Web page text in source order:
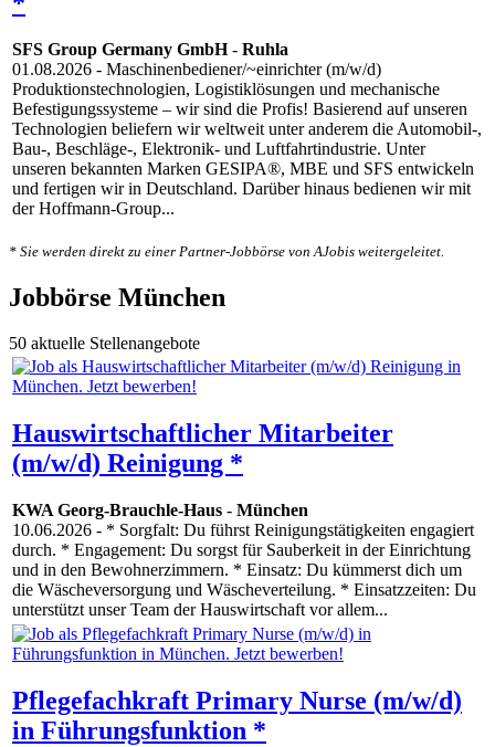
SFS Group Germany GmbH- Ruhla
01.08.2026 - Maschinenbediener/~einrichter (m/w/d)
Produktionstechnologien, Logistiklösungen und mechanische
Befestigungssysteme – wir sind die Profis! Basierend auf unseren
Technologien beliefern wir weltweit unter anderem die Automobil-,
Bau-, Beschläge-, Elektronik- und Luftfahrtindustrie. Unter
unseren bekannten Marken GESIPA®, MBE und SFS entwickeln
und fertigen wir in Deutschland. Darüber hinaus bedienen wir mit
der Hoffmann-Group...
* Sie werden direkt zu einer Partner-Jobbörse von AJobis weitergeleitet.
Jobbörse München
50 aktuelle Stellenangebote
Hauswirtschaftlicher Mitarbeiter
(m/w/d) Reinigung *
KWA Georg-Brauchle-Haus - München
10.06.2026 - * Sorgfalt: Du führst Reinigungstätigkeiten engagiert
durch. * Engagement: Du sorgst für Sauberkeit in der Einrichtung
und in den Bewohnerzimmern. * Einsatz: Du kümmerst dich um
die Wäscheversorgung und Wäscheverteilung. * Einsatzzeiten: Du
unterstützt unser Team der Hauswirtschaft vor allem...
Pflegefachkraft Primary Nurse (m/w/d)
in Führungsfunktion *